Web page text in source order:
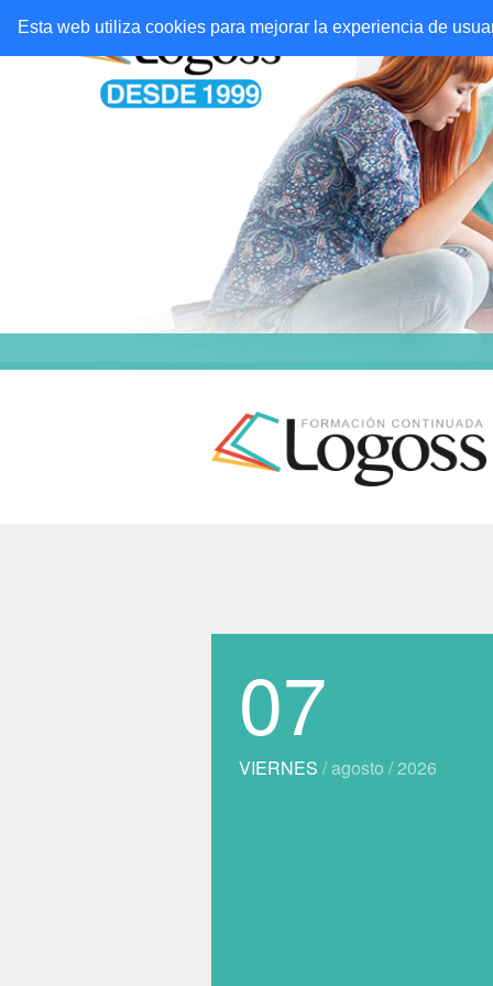
Esta web utiliza cookies para mejorar la experiencia de
07
VIERNES / agosto / 2026